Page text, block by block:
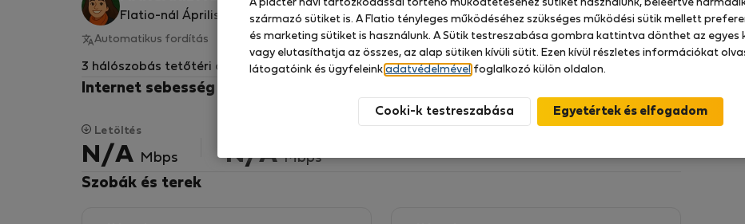
Flatio-nál Áprilistól 2025
Automatikus fordítás Eredeti megjelenítése
3 hálószobás tetőtéri apartman társasházban, fedett medencével
Internet sebesség a távoli munkához vagy szórakozáshoz
Letöltés
N/A Mbps N/AMbps
Szobák és terek
A piactér havi tartózkodással történő működtetéséhez sütiket használunk, beleértve
származó sütiket is. A Flatio tényleges működéséhez szükséges működési sütik mellett
és marketing sütiket is használunk. A Sütik testreszabása gombra kattintva dönthet az egyes
vagy elutasíthatja az összes, az alap sütiken kívüli sütit. Ezen kívül részletes információkat
látogatóink és ügyfeleink adatvédelmével foglalkozó külön oldalon.
Cooki-k testreszabása